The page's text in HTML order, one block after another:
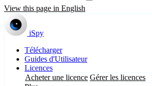
View this page in English
iSpy
Télécharger
Guides d'Utilisateur
Licences
Acheter une licence Gérer les licences